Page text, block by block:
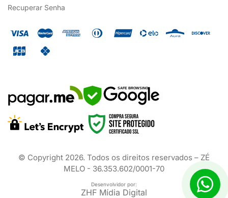
Recuperar Senha
SAFE BROWSING
© Copyright 2026. Todos os direitos reservados – ZÉ
MELO - 36.353.602/0001-70
Desenvolvidor por:
ZHF Mídia Digital